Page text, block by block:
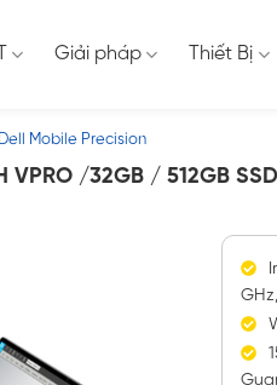
Giải pháp Thiết Bị
Dell Mobile Precision
VPRO /32GB / 512GB